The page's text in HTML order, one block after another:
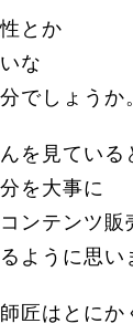
とか
な
でしょうか
を見ている
を大事に
ンテンツ販
ように思い
匠はとにか